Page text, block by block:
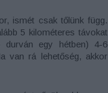
ismét csak tőlünk függ.
5 kilométeres távokat
durván egy hétben) 4-6
van rá lehetőség, akkor